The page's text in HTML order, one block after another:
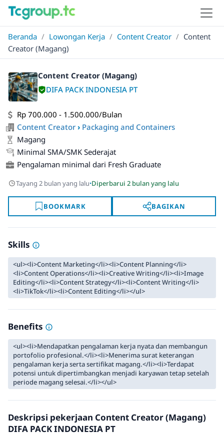
Beranda / Lowongan Kerja / Content Creator / Content
Creator (Magang)
Content Creator (Magang)
DIFA PACK INDONESIA PT
Rp 700.000 - 1.500.000/Bulan
Content Creator › Packaging and Containers
Magang
Minimal SMA/SMK Sederajat
Pengalaman minimal dari Fresh Graduate
Tayang 2 bulan yang lalu·Diperbarui 2 bulan yang lalu
BOOKMARK BAGIKAN
Skills
<ul><li>Content Marketing</li><li>Content Planning</li>
<li>Content Operations</li><li>Creative Writing</li><li>Image
Editing</li><li>Content Strategy</li><li>Content Writing</li>
<li>TikTok</li><li>Content Editing</li></ul>
Benefits
<ul><li>Mendapatkan pengalaman kerja nyata dan membangun
portofolio profesional.</li><li>Menerima surat keterangan
pengalaman kerja serta sertifikat magang.</li><li>Terdapat
potensi untuk dipertimbangkan menjadi karyawan tetap setelah
periode magang selesai.</li></ul>
Deskripsi pekerjaan Content Creator (Magang)
DIFA PACK INDONESIA PT